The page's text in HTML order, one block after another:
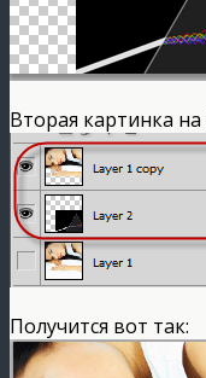
Вторая картинка
Получится вот так: